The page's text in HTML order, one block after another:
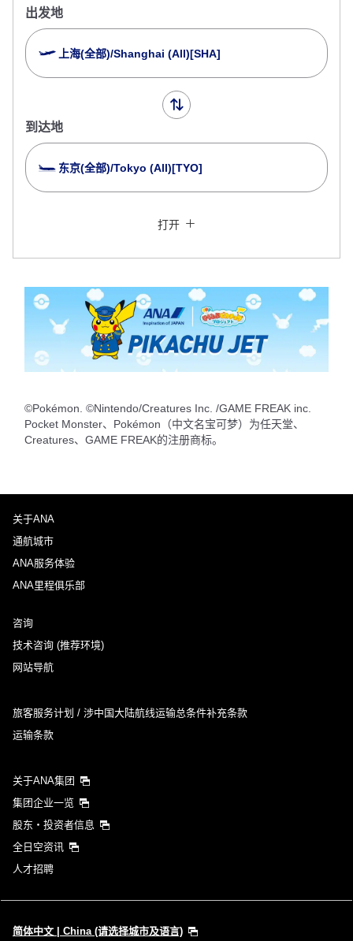
出发地
上海(全部)/Shanghai (All)[SHA]
到达地
东京(全部)/Tokyo (All)[TYO]
不指定票价类型
去程出发日及时间段
选择日期
不指定时间
添加转机地及转机所需时间
回程出发日及时间段
比较前后三天的票价
・显示金额与空位情况可能不是最新信息。请通过[检索]按钮查询最新空
・所显示的金额中包含票价、 燃油附加税
和费用等。出票时可能会因再次计算而发生费用的变动。
打开
©Pokémon. ©Nintendo/Creatures Inc. /GAME FREAK inc.
Pocket Monster、Pokémon（中文名宝可梦）为任天堂、
Creatures、GAME FREAK的注册商标。
关于ANA
通航城市
ANA服务体验
ANA里程俱乐部
咨询
技术咨询 (推荐环境)
网站导航
旅客服务计划 / 涉中国大陆航线运输总条件补充条款
运输条款
关于ANA集团
集团企业一览
股东・投资者信息
全日空资讯
人才招聘
简体中文 | China (请选择城市及语言)